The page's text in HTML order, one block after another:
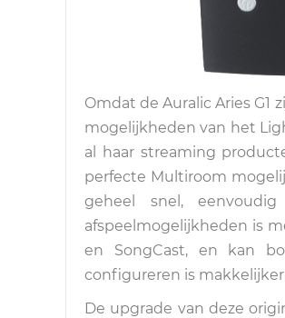
Omdat de Auralic Aries
mogelijkheden van het
al haar streaming
perfecte Multiroom
geheel snel,
afspeelmogelijkheden is
en SongCast, en kan
configureren is
De upgrade van deze